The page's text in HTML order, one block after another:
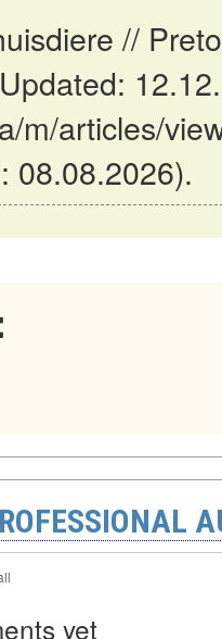
//
m/articles/
08.08.2026).
yet